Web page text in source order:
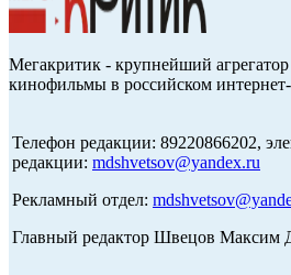
Мегакритик - крупнейший
кинофильмы в российском интернет-
Телефон редакции: 89220866202,
редакции: mdshvetsov@yandex.ru
Рекламный отдел:
Главный редактор Швецов Максим